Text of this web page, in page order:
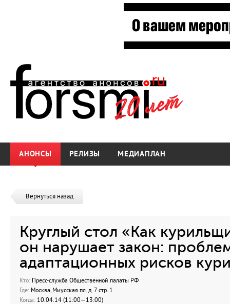
АНОНСЫ РЕЛИЗЫ МЕДИАПЛАН
Вернуться назад
Круглый стол «Как
он нарушает закон:
адаптационных рисков
Кто: Пресс-служба Общественной палаты РФ
Где: Москва, Миусская пл. д. 7 стр. 1
Когда: 10.04.14 (11:00—13:00)